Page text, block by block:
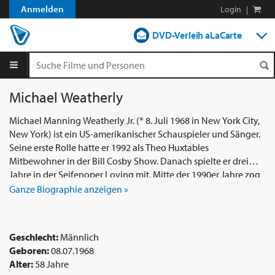
Anmelden Login |
DVD-Verleih aLaCarte
Shop
Blog
Michael Weatherly
Michael Manning Weatherly Jr. (* 8. Juli 1968 in New York City,
New York) ist ein US-amerikanischer Schauspieler und Sänger.
Seine erste Rolle hatte er 1992 als Theo Huxtables
Mitbewohner in der Bill Cosby Show. Danach spielte er drei
Jahre in der Seifenoper Loving mit. Mitte der 1990er Jahre zog
Weatherly nach Los Angeles und bekam in der Fernsehserie
Christina Applegates Ex-Mann Roy in der Fernsehserie Jesse. Im
Jahr 2000 erhielt er seine erste Hauptrolle in der Fernsehserie
Dark Angel an der Seite von Jessica Alba. 2001 verlobte sich
Ganze Biographie anzeigen »
Geschlecht: Männlich
Geboren:08.07.1968
Alter: 58 Jahre